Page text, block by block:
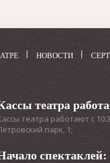
НОВОСТИ
театра
театра работают с
парк, 1;
спектаклей: